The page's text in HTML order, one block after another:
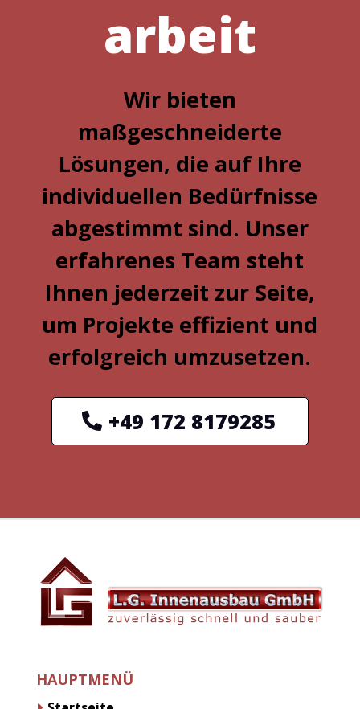
arbeit
Wir bieten
maßgeschneiderte
Lösungen, die auf Ihre
individuellen Bedürfnisse
abgestimmt sind. Unser
erfahrenes Team steht
Ihnen jederzeit zur Seite,
um Projekte effizient und
erfolgreich umzusetzen.
+49 172 8179285
HAUPTMENÜ